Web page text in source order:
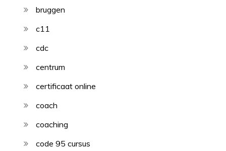
bruggen
c11
cdc
centrum
certificaat online
coach
coaching
code 95 cursus